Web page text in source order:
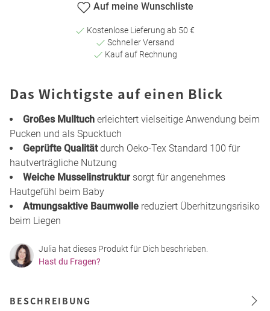
Auf meine Wunschliste
Kostenlose Lieferung ab 50 €
Schneller Versand
Kauf auf Rechnung
Das Wichtigste auf einen Blick
Großes Mulltuch erleichtert vielseitige Anwendung beim
Pucken und als Spucktuch
Geprüfte Qualitätdurch Oeko-Tex Standard 100 für
hautverträgliche Nutzung
Weiche Musselinstruktur sorgt für angenehmes
Hautgefühl beim Baby
Atmungsaktive Baumwolle reduziert Überhitzungsrisiko
beim Liegen
Julia hat dieses Produkt für Dich beschrieben.
Hast du Fragen?
BESCHREIBUNG